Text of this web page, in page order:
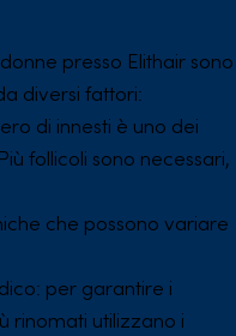
presso Elithair sono
diversi fattori:
di innesti è uno dei
follicoli sono necessari,
che possono variare
per garantire i
rinomati utilizzano i